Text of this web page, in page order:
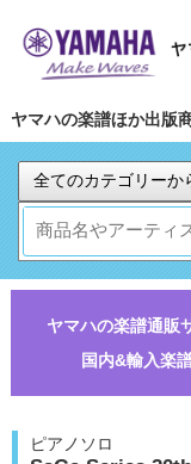
ヤマハの楽譜ほか出版
ヤマハの楽譜通販
国内&輸入楽
ピアノソロ